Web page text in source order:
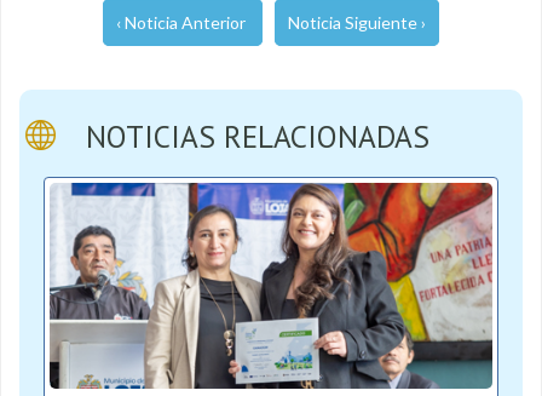
‹ Noticia Anterior Noticia Siguiente ›
NOTICIAS RELACIONADAS